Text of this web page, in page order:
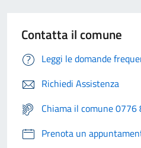
Contatta il comune
Leggi le domande
Richiedi Assistenza
Chiama il comune 0776
Prenota un